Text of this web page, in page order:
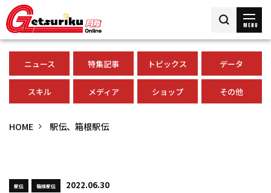
MENU
ニュース 特集記事 トピックス データ
スキル メディア ショップ その他
HOME 駅伝、箱根駅伝
駅伝 箱根駅伝 2022.06.30